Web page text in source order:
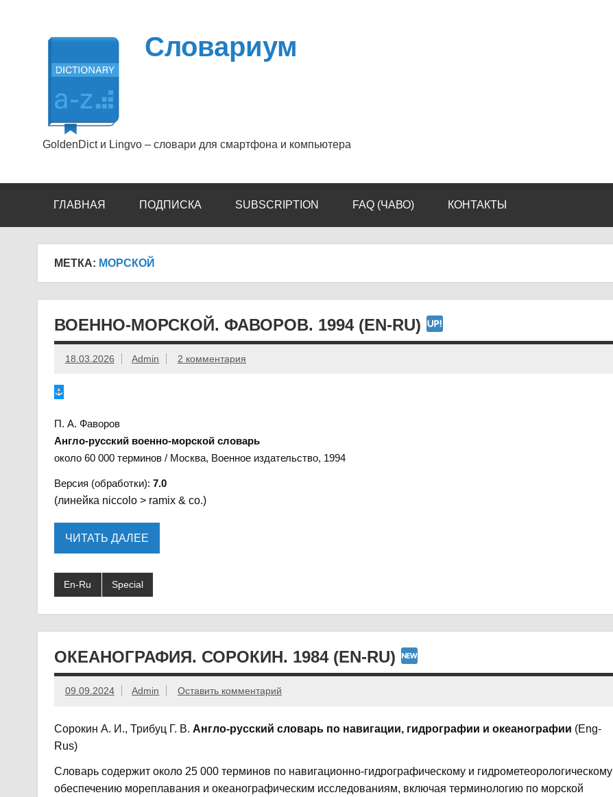
Словариум
GoldenDict и Lingvo – словари для смартфона и компьютера
ГЛАВНАЯ ПОДПИСКА SUBSCRIPTION FAQ (ЧАВО) КОНТАКТЫ
МЕТКА: МОРСКОЙ
ВОЕННО-МОРСКОЙ. ФАВОРОВ. 1994 (EN-RU)
18.03.2026 Admin 2 комментария
П. А. Фаворов
Англо-русский военно-морской словарь
около 60 000 терминов / Москва, Военное издательство, 1994
Версия (обработки): 7.0
(линейка niccolo > ramix & co.)
ЧИТАТЬ ДАЛЕЕ
En-Ru Special
ОКЕАНОГРАФИЯ. СОРОКИН. 1984 (EN-RU)
09.09.2024 Admin Оставить комментарий
Сорокин А. И., Трибуц Г. В. Англо-русский словарь по навигации, гидрографии и океанографии (Eng-
Rus)
Словарь содержит около 25 000 терминов по навигационно-гидрографическому и гидрометеорологическому
обеспечению мореплавания и океанографическим исследованиям, включая терминологию по морской